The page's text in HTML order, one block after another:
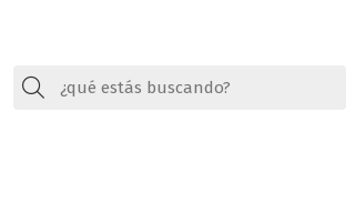
Buscar